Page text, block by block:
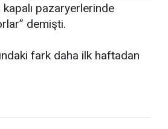
pazaryerlerinde
demişti.
fark daha ilk haftadan